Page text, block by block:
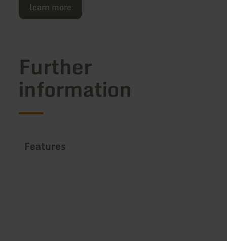
learn more
Further
information
Features